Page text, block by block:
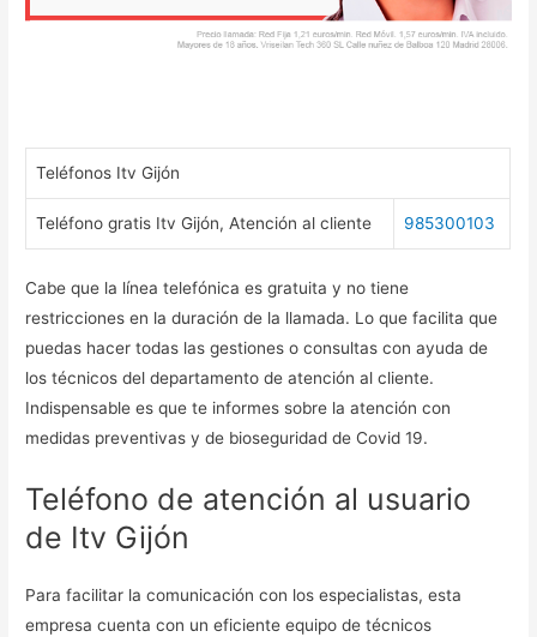
Teléfonos Itv Gijón
Teléfono gratis Itv Gijón, Atención al cliente 985300103
Cabe que la línea telefónica es gratuita y no tiene
restricciones en la duración de la llamada. Lo que facilita que
puedas hacer todas las gestiones o consultas con ayuda de
los técnicos del departamento de atención al cliente.
Indispensable es que te informes sobre la atención con
medidas preventivas y de bioseguridad de Covid 19.
Teléfono de atención al usuario
de Itv Gijón
Para facilitar la comunicación con los especialistas, esta
empresa cuenta con un eficiente equipo de técnicos